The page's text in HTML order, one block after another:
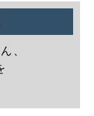
、